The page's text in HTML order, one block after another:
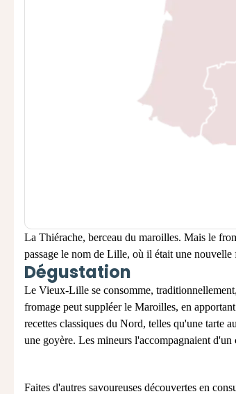
La Thiérache, berceau du maroilles. Mais le
passage le nom de Lille, où il était une nouvelle
Dégustation
Le Vieux-Lille se consomme,
fromage peut suppléer le Maroilles, en
recettes classiques du Nord, telles qu'une tarte
une goyère. Les mineurs l'accompagnaient d'un
Faites d'autres savoureuses découvertes en